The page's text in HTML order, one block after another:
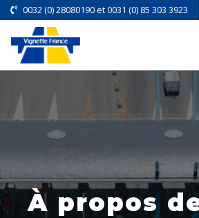
0032 (0) 28080190 et 0031 (0) 85 303 3923
À propos